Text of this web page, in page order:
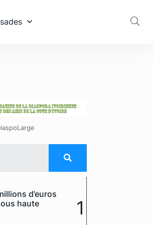
d’euros
haute
1